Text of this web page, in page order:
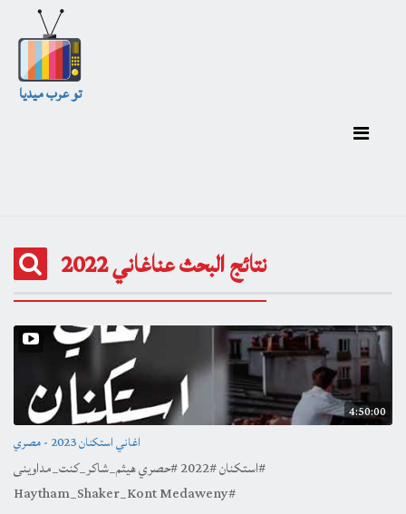
تو عرب ميديا
نتائج البحث عناغاني 2022
4:50:00
اغاني استكنان 2023 - مصري
استكنان #2022 #حصري هيثم_شاكر_كنت_مداوينى#
Haytham_Shaker_Kont Medaweny#